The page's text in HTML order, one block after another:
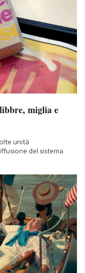
miglia e
unità
del sistema